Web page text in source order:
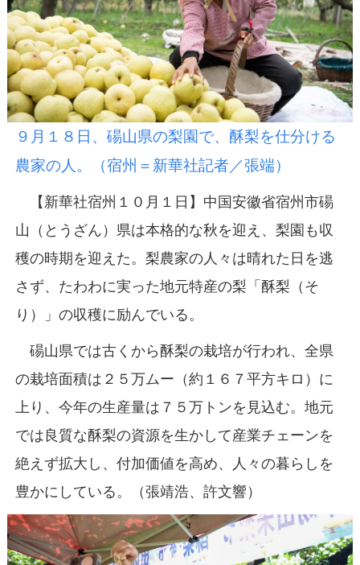
９月１８日、碭山県の梨園で、酥梨を仕分ける
農家の人。（宿州＝新華社記者／張端）
【新華社宿州１０月１日】中国安徽省宿州市碭
山（とうざん）県は本格的な秋を迎え、梨園も収
穫の時期を迎えた。梨農家の人々は晴れた日を逃
さず、たわわに実った地元特産の梨「酥梨（そ
り）」の収穫に励んでいる。
碭山県では古くから酥梨の栽培が行われ、全県
の栽培面積は２５万ムー（約１６７平方キロ）に
上り、今年の生産量は７５万トンを見込む。地元
では良質な酥梨の資源を生かして産業チェーンを
絶えず拡大し、付加価値を高め、人々の暮らしを
豊かにしている。（張靖浩、許文響）